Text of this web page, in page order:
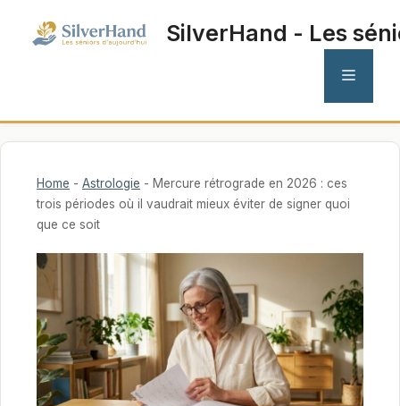
SilverHand - Les
MENU
Home - Astrologie - Mercure rétrograde en 2026 : ces
trois périodes où il vaudrait mieux éviter de signer quoi
que ce soit